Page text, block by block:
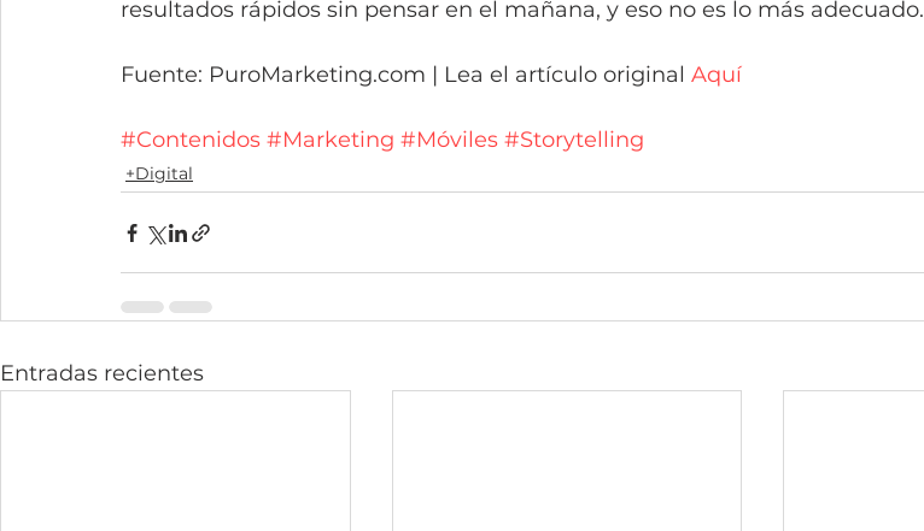
resultados rápidos sin pensar en el mañana, y eso no es lo más adecuado.
Fuente: PuroMarketing.com | Lea el artículo original Aquí
#Contenidos #Marketing #Móviles #Storytelling
+Digital
Entradas recientes